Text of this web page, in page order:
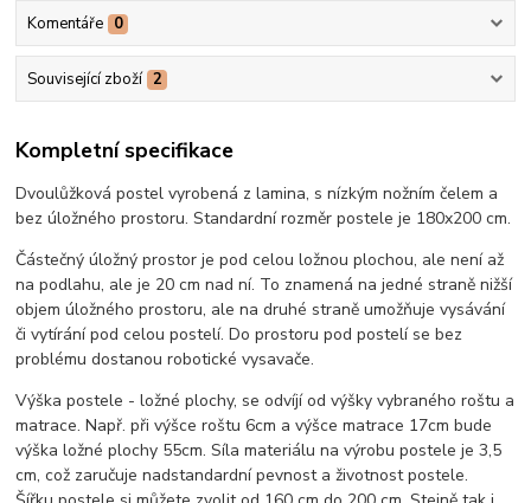
Komentáře 0
Související zboží 2
Kompletní specifikace
Dvoulůžková postel vyrobená z lamina, s nízkým nožním čelem a
bez úložného prostoru. Standardní rozměr postele je 180x200 cm.
Částečný úložný prostor je pod celou ložnou plochou, ale není až
na podlahu, ale je 20 cm nad ní. To znamená na jedné straně nižší
objem úložného prostoru, ale na druhé straně umožňuje vysávání
či vytírání pod celou postelí. Do prostoru pod postelí se bez
problému dostanou robotické vysavače.
Výška postele - ložné plochy, se odvíjí od výšky vybraného roštu a
matrace. Např. při výšce roštu 6cm a výšce matrace 17cm bude
výška ložné plochy 55cm. Síla materiálu na výrobu postele je 3,5
cm, což zaručuje nadstandardní pevnost a životnost postele.